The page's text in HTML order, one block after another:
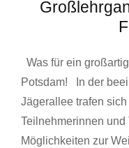
Was für ein
Potsdam! In der
Jägerallee trafen
Teilnehmerinnen und
Möglichkeiten zur